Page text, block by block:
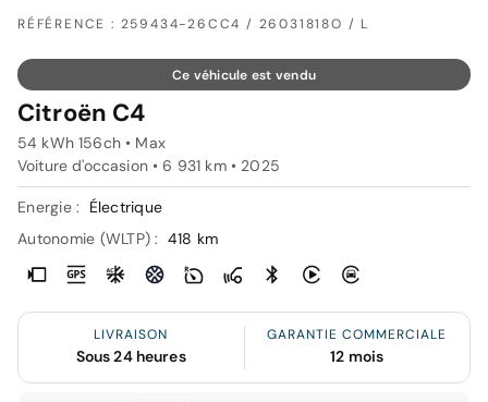
RÉFÉRENCE : 259434-26CC4 / 26031818O / L
Ce véhicule est vendu
Citroën C4
54 kWh 156ch • Max
Voiture d'occasion • 6 931 km • 2025
Energie :
Électrique
Autonomie (WLTP) : 418 km
LIVRAISON
Sous 24 heures
GARANTIE COMMERCIALE
12 mois